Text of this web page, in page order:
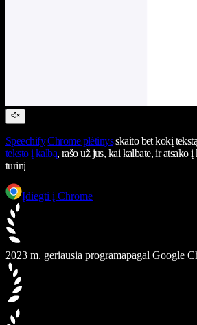
Speechify Chrome plėtinysskaito bet kokį
teksto į kalbą, rašo už jus, kai kalbate, ir atsako
turinį
Įdiegti į Chrome
2023 m. geriausia programapagal Google